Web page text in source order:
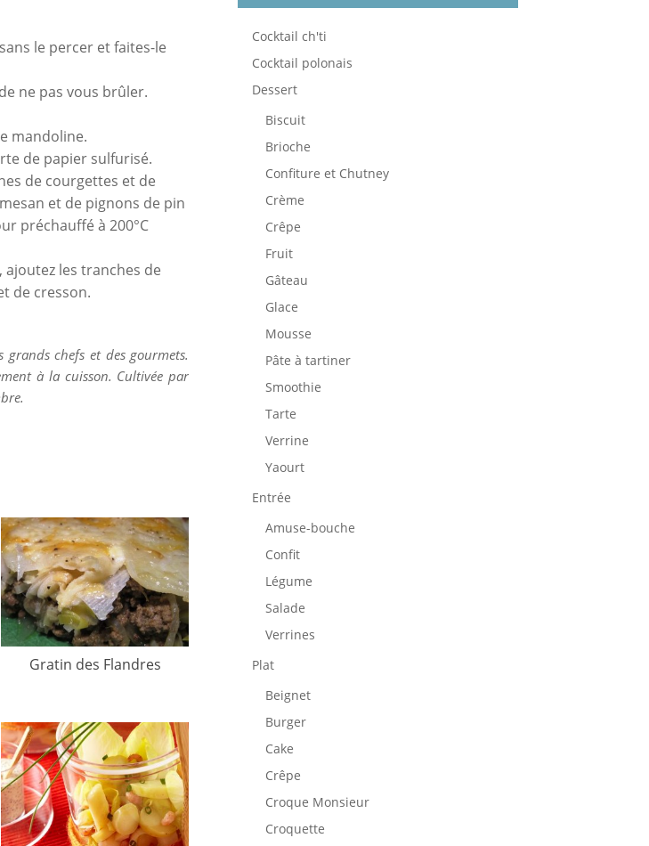
le percer et faites-le
ne pas vous brûler.
mandoline.
de papier sulfurisé.
de courgettes et de
et de pignons de pin
préchauffé à 200°C
les tranches de
de cresson.
chefs et des gourmets.
à la cuisson. Cultivée par
Gratin des Flandres
Cocktail ch'ti
Cocktail polonais
Dessert
Biscuit
Brioche
Confiture et Chutney
Crème
Crêpe
Fruit
Gâteau
Glace
Mousse
Pâte à tartiner
Smoothie
Tarte
Verrine
Yaourt
Entrée
Amuse-bouche
Confit
Légume
Salade
Verrines
Plat
Beignet
Burger
Cake
Crêpe
Croque Monsieur
Croquette